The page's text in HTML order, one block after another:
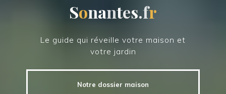
Sonantes.fr
Le guide qui réveille votre maison et
votre jardin
Notre dossier maison